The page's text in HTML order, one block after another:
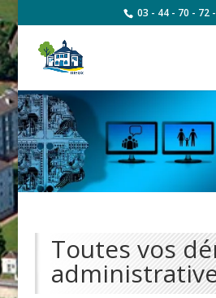
03 - 44 - 70 - 72
Toutes vos